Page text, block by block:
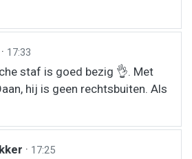
· 17:33
staf is goed bezig 👌. Met
hij is geen rechtsbuiten. Als
· 17:25